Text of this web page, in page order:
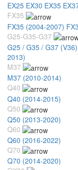
EX25 EX30 EX35
FX35
FX35 (2004-2007)
G25-G35-G37
G25 / G35 / G37
2013)
M37
M37 (2010-2014)
Q40
Q40 (2014-2015)
Q50
Q50 (2013-2020)
Q60
Q60 (2016-2022)
Q70
Q70 (2014-2020)